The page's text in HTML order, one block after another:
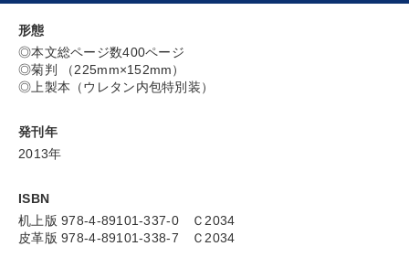
形態
◎本文総ページ数400ページ
◎菊判 （225mm×152mm）
◎上製本（ウレタン内包特別装）
発刊年
2013年
ISBN
机上版 978-4-89101-337-0 Ｃ2034
皮革版 978-4-89101-338-7 Ｃ2034